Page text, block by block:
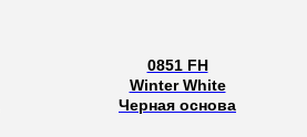
0851 FH
Winter White
Черная основа